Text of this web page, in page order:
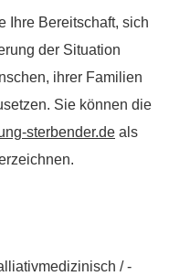
Ihre Bereitschaft, sich
der Situation
ihrer Familien
Sie können die
sterbender.de als
/ -